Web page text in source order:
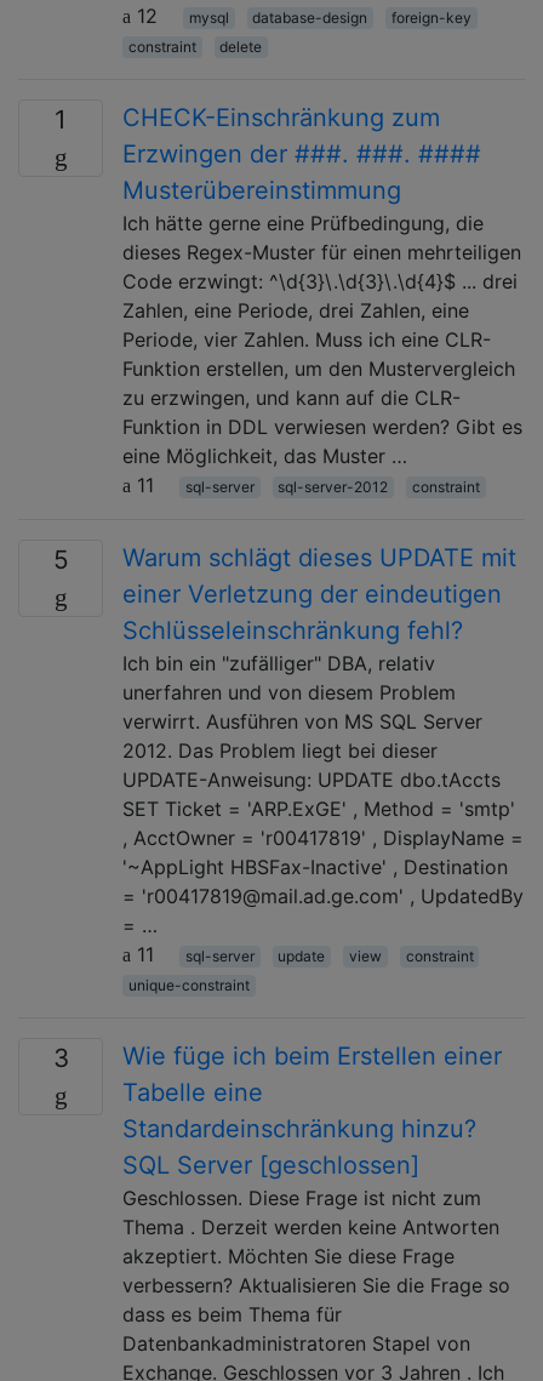
12
mysql database-design
foreign-key
constraint
delete
1
CHECK-Einschränkung zum
Erzwingen der ###. ###. ####
Musterübereinstimmung
Ich hätte gerne eine Prüfbedingung, die
dieses Regex-Muster für einen mehrteiligen
Code erzwingt: ^\d{3}\.\d{3}\.\d{4}$ ... drei
Zahlen, eine Periode, drei Zahlen, eine
Periode, vier Zahlen. Muss ich eine CLR-
Funktion erstellen, um den Mustervergleich
zu erzwingen, und kann auf die CLR-
Funktion in DDL verwiesen werden? Gibt es
eine Möglichkeit, das Muster …
11
sql-server sql-server-2012 constraint
5
Warum schlägt dieses UPDATE mit
einer Verletzung der eindeutigen
Schlüsseleinschränkung fehl?
Ich bin ein "zufälliger" DBA, relativ
unerfahren und von diesem Problem
verwirrt. Ausführen von MS SQL Server
2012. Das Problem liegt bei dieser
UPDATE-Anweisung: UPDATE dbo.tAccts
SET Ticket = 'ARP.ExGE' , Method = 'smtp'
, AcctOwner = 'r00417819' , DisplayName =
'~AppLight HBSFax-Inactive' , Destination
= 'r00417819@mail.ad.ge.com' , UpdatedBy
= …
11
sql-server update view
constraint
unique-constraint
3
Wie füge ich beim Erstellen einer
Tabelle eine
Standardeinschränkung hinzu?
SQL Server [geschlossen]
Geschlossen. Diese Frage ist nicht zum
Thema . Derzeit werden keine Antworten
akzeptiert. Möchten Sie diese Frage
verbessern? Aktualisieren Sie die Frage so
dass es beim Thema für
Datenbankadministratoren Stapel von
Exchange. Geschlossen vor 3 Jahren . Ich